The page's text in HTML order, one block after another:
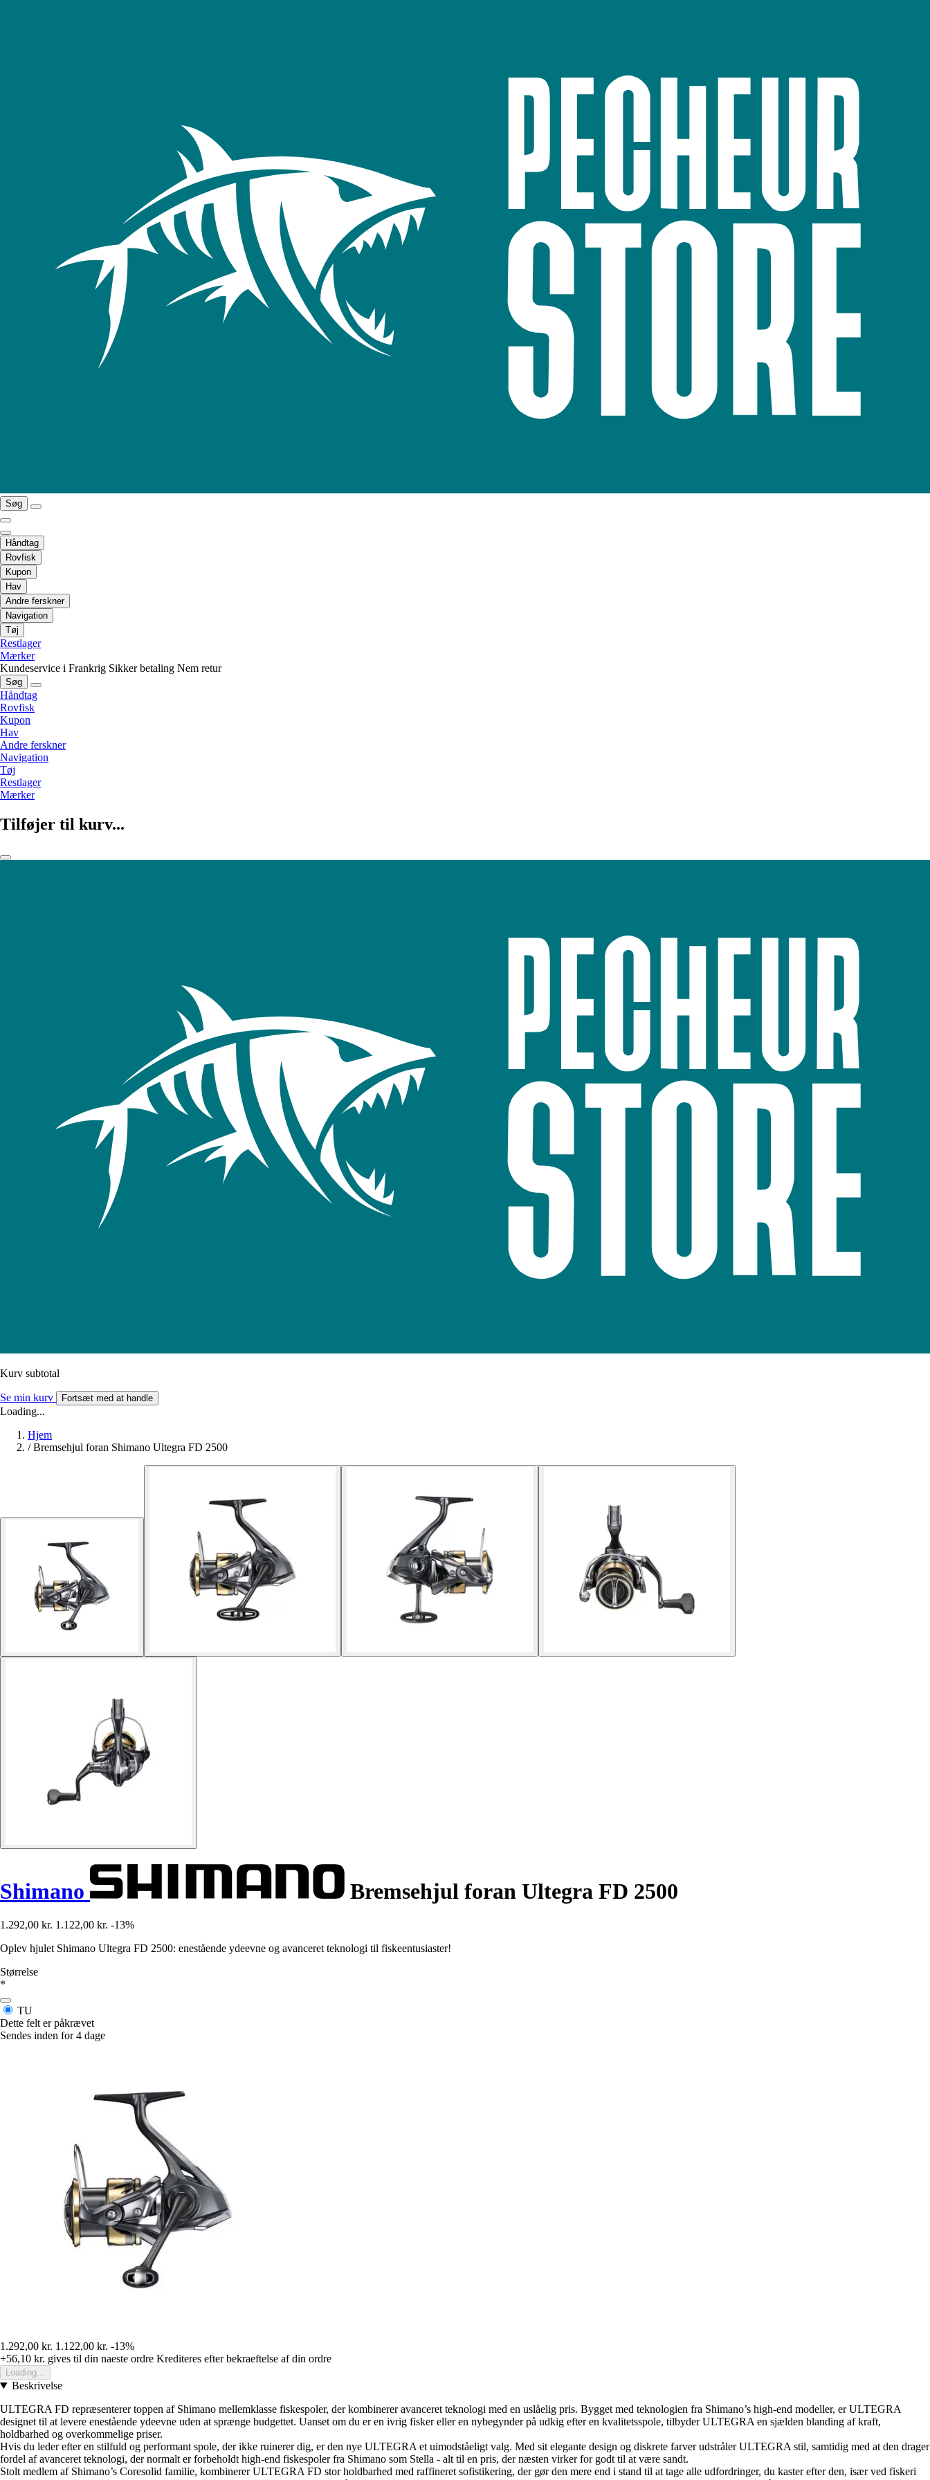
Søg
Håndtag
Rovfisk
Kupon
Hav
Andre ferskner
Navigation
Tøj
Restlager
Mærker
Kundeservice i Frankrig Sikker betaling Nem retur
Søg
Håndtag
Rovfisk
Kupon
Hav
Andre ferskner
Navigation
Tøj
Restlager
Mærker
Tilføjer til kurv...
Kurv subtotal
Se min kurv Fortsæt med at handle
Loading...
Hjem
/ Bremsehjul foran Shimano Ultegra FD 2500
Shimano Bremsehjul foran Ultegra FD 2500
1.292,00 kr. 1.122,00 kr. -13%
Oplev hjulet Shimano Ultegra FD 2500: enestående ydeevne og avanceret teknologi til fiskeentusiaster!
Størrelse
*
TU
Dette felt er påkrævet
Sendes inden for 4 dage
1.292,00 kr. 1.122,00 kr. -13%
+56,10 kr. gives til din naeste ordre Krediteres efter bekraeftelse af din ordre
Loading...
Beskrivelse
ULTEGRA FD repræsenterer toppen af Shimano mellemklasse fiskespoler, der kombinerer avanceret teknologi med en uslåelig pris. Bygget med teknologien fra Shimano’s high-end modeller, er ULTEGRA
designet til at levere enestående ydeevne uden at sprænge budgettet. Uanset om du er en ivrig fisker eller en nybegynder på udkig efter en kvalitetsspole, tilbyder ULTEGRA en sjælden blanding af kraft,
holdbarhed og overkommelige priser.
Hvis du leder efter en stilfuld og performant spole, der ikke ruinerer dig, er den nye ULTEGRA et uimodståeligt valg. Med sit elegante design og diskrete farver udstråler ULTEGRA stil, samtidig med at den drager
fordel af avanceret teknologi, der normalt er forbeholdt high-end fiskespoler fra Shimano som Stella - alt til en pris, der næsten virker for godt til at være sandt.
Stolt medlem af Shimano’s Coresolid familie, kombinerer ULTEGRA FD stor holdbarhed med raffineret sofistikering, der gør den mere end i stand til at tage alle udfordringer, du kaster efter den, især ved fiskeri